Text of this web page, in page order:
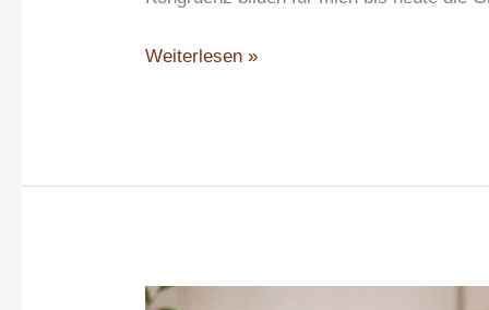
Weiterlesen »
Professionelle